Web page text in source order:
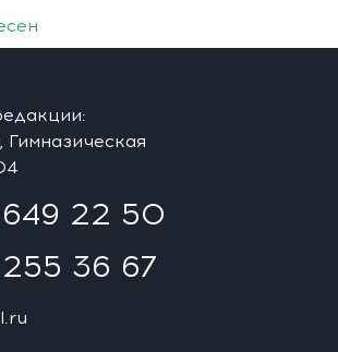
Гимназическая
649 22 50
255 36 67